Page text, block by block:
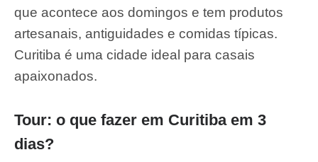
que acontece aos domingos e tem produtos
artesanais, antiguidades e comidas típicas.
Curitiba é uma cidade ideal para casais
apaixonados.
Tour: o que fazer em Curitiba em 3
dias?